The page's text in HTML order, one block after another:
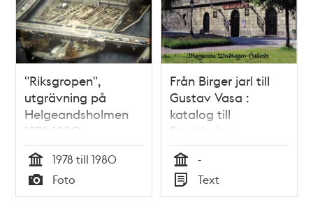
"Riksgropen",
utgrävning på
Helgeandsholmen
1978-1980
Tid
1978 till 1980
Typ
Foto
Från Birger jarl till
Gustav Vasa :
katalog till
Stockholms
medeltidsmuseum /
Margareta
Weidhagen-Hallerdt
Tid
-
Typ
Text